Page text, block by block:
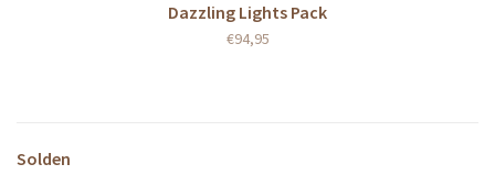
Dazzling Lights Pack
Intense 100 Stuks
€94,95
Solden